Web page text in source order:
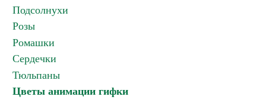
Подсолнухи
Розы
Ромашки
Сердечки
Тюльпаны
Цветы анимации гифки